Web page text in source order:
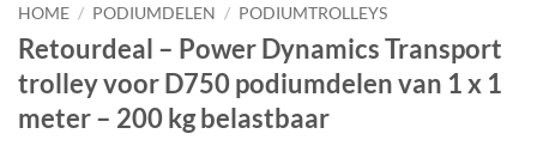
HOME / PODIUMDELEN / PODIUMTROLLEYS
Retourdeal – Power Dynamics Transport
trolley voor D750 podiumdelen van 1 x 1
meter – 200 kg belastbaar